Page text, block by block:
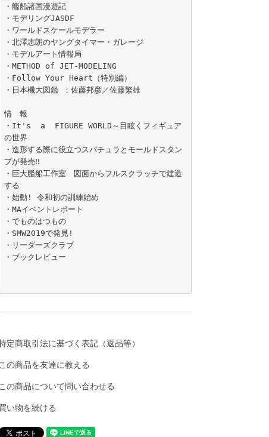
・艦船諸国漫遊記
・モデリングJASDF
・ワールドスケールモデラー
・北澤志朗のヤングタイマー・ガレージ
・モデルアート情報局
・METHOD of JET-MODELING
・Follow Your Heart（特別編）
・日本機大図鑑 ：佐藤邦彦／佐藤繁雄
情　報
・It's  a  FIGURE WORLD～目眩くフィギュア
の世界
・造形する際に役立つスパチュラとモールドスタン
プが発売‼
・巨大艦船工作室　図面からフルスクラッチで建造
する
・始動! 令和初の訓練始め
・MAイベントレポート
・でものはつもの
・SMW2019で発見!
・リーダーズクラブ
・ブックレビュー
定商取引法に基づく表記（返品等）
この商品を友達に教える
この商品について問い合わせる
い物を続ける